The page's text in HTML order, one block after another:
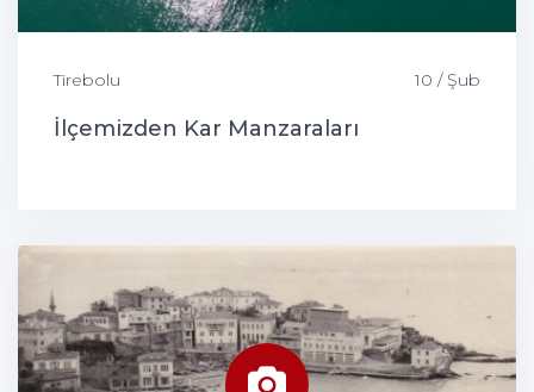
Tirebolu 10 / Şub
İlçemizden Kar Manzaraları